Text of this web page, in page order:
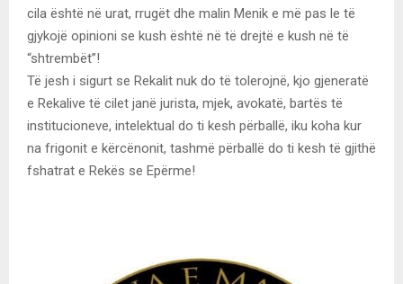
cila është në urat, rrugët dhe malin Menik e më pas le të
gjykojë opinioni se kush është në të drejtë e kush në të
“shtrembët”!
Të jesh i sigurt se Rekalit nuk do të tolerojnë, kjo gjeneratë
e Rekalive të cilet janë jurista, mjek, avokatë, bartës të
institucioneve, intelektual do ti kesh përballë, iku koha kur
na frigonit e kërcënonit, tashmë përballë do ti kesh të gjithë
fshatrat e Rekës se Epërme!